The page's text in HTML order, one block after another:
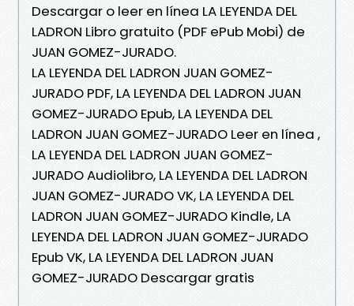
Descargar o leer en línea LA LEYENDA DEL
LADRON Libro gratuito (PDF ePub Mobi) de
JUAN GOMEZ-JURADO.
LA LEYENDA DEL LADRON JUAN GOMEZ-
JURADO PDF, LA LEYENDA DEL LADRON JUAN
GOMEZ-JURADO Epub, LA LEYENDA DEL
LADRON JUAN GOMEZ-JURADO Leer en línea ,
LA LEYENDA DEL LADRON JUAN GOMEZ-
JURADO Audiolibro, LA LEYENDA DEL LADRON
JUAN GOMEZ-JURADO VK, LA LEYENDA DEL
LADRON JUAN GOMEZ-JURADO Kindle, LA
LEYENDA DEL LADRON JUAN GOMEZ-JURADO
Epub VK, LA LEYENDA DEL LADRON JUAN
GOMEZ-JURADO Descargar gratis